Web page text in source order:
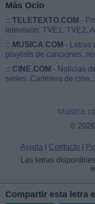
Más Ocio
:: TELETEXTO.COM -
televisión: TVE1, TVE2,
:: MUSICA.COM - Letras
playlists de canciones,
:: CINE.COM - Noticias
series. Cartelera de cine...
©
Ayuda Contacto
Las letras
Compartir esta letra